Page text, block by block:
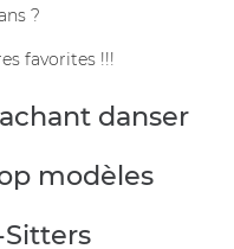
?
favorites !!!
danser
modèles
Sitters